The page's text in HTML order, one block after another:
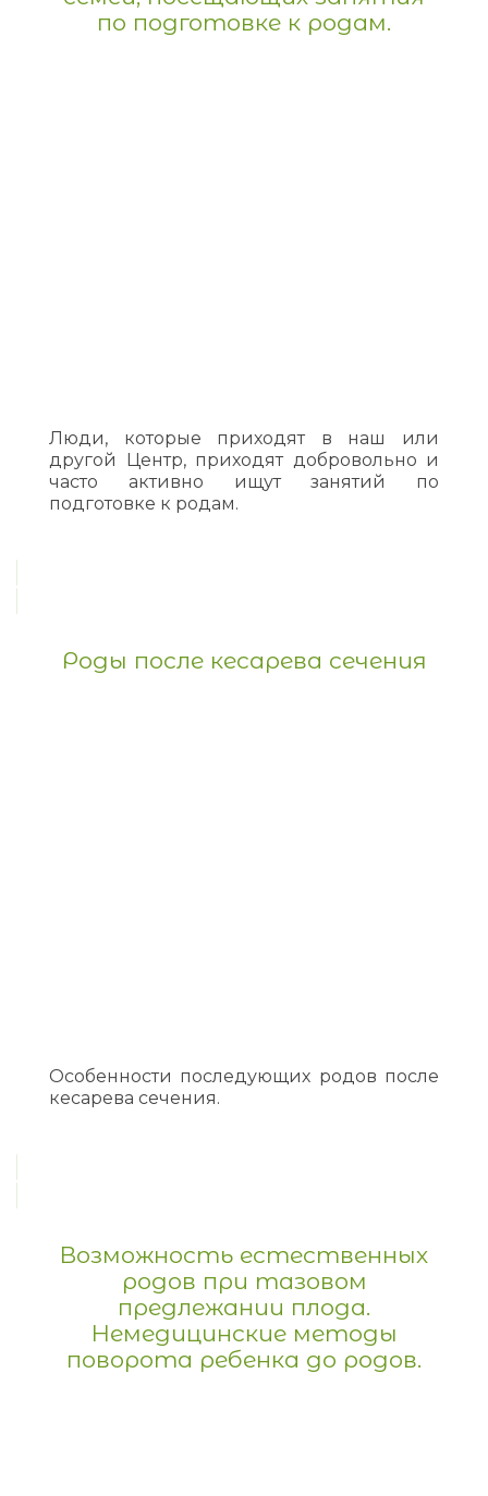
по подготовке к родам.
Люди, которые приходят в наш или
другой Центр, приходят добровольно и
часто активно ищут занятий по
подготовке к родам.
Роды после кесарева сечения
Особенности последующих родов после
кесарева сечения.
Возможность естественных
родов при тазовом
предлежании плода.
Немедицинские методы
поворота ребенка до родов.